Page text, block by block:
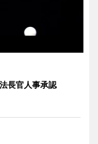
長官人事承認